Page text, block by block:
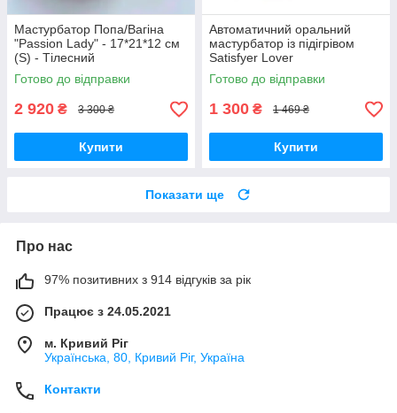
Мастурбатор Попа/Вагіна
"Passion Lady" - 17*21*12 см
(S) - Тілесний
Готово до відправки
2 920 ₴ 3 300 ₴
Купити
Автоматичний оральний
мастурбатор із підігрівом
Satisfyer Lover
Готово до відправки
1 300 ₴ 1 469 ₴
Купити
Показати ще
Про нас
97% позитивних з 914 відгуків за рік
Працює з 24.05.2021
м. Кривий Ріг
Українська, 80, Кривий Ріг, Україна
Контакти